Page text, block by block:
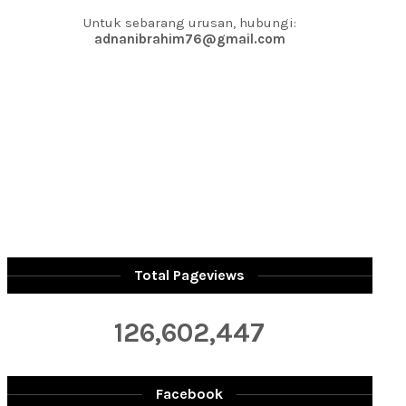
Untuk sebarang urusan, hubungi:
adnanibrahim76@gmail.com
Total Pageviews
126,602,447
Facebook